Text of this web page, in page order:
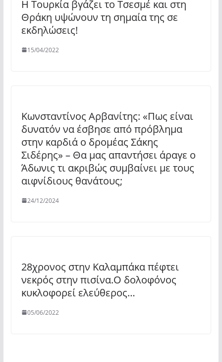
Η Τουρκία βγάζει το Τσεσμέ και στη
Θράκη υψώνουν τη σημαία της σε
εκδηλώσεις!
15/04/2022
Κωνσταντίνος Αρβανίτης: «Πως είναι
δυνατόν να έσβησε από πρόβλημα
στην καρδιά ο δρομέας Σάκης
Σιδέρης» – Θα μας απαντήσει άραγε ο
Άδωνις τι ακριβώς συμβαίνει με τους
αιφνίδιους θανάτους;
24/12/2024
28χρονος στην Καλαμπάκα πέφτει
νεκρός στην πισίνα.Ο δολοφόνος
κυκλοφορεί ελεύθερος…
05/06/2022